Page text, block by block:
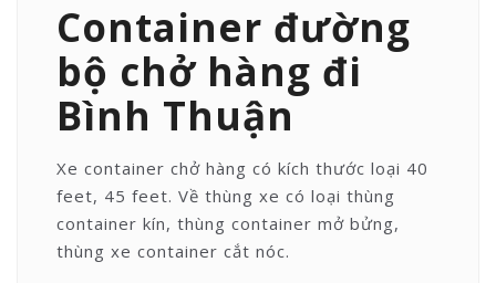
Container đường
bộ chở hàng đi
Bình Thuận
Xe container chở hàng có kích thước loại 40
feet, 45 feet. Về thùng xe có loại thùng
container kín, thùng container mở bửng,
thùng xe container cắt nóc.